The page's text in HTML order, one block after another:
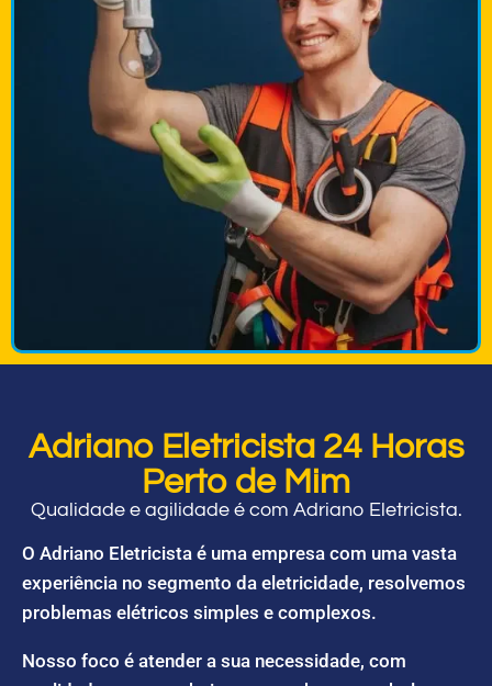
Adriano Eletricista 24 Horas
Perto de Mim
Qualidade e agilidade é com Adriano Eletricista.
O Adriano Eletricista é uma empresa com uma vasta
experiência no segmento da eletricidade, resolvemos
problemas elétricos simples e complexos.
Nosso foco é atender a sua necessidade, com